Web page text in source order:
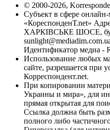
© 2000-2026,
Субъект в сфере
«КореспонденТ.net»
ХАРКІВСЬКЕ ШОСЕ,
Идентификатор медиа -
Использование любых
сайте, разрешается при
Корреспондент.net.
При копировании
Украины и мира», для
прямая открытая для
Ссылка должна быть
полного либо